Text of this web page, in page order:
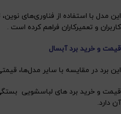
این مدل با استفاده از فناوری‌های
کاربران و تعمیرکاران فراهم کرده است .
قیمت و خرید برد آبسال
این برد در مقایسه با سایر مدل‌ها،
قیمت و خرید برد های لباسشویی
آن دارد.